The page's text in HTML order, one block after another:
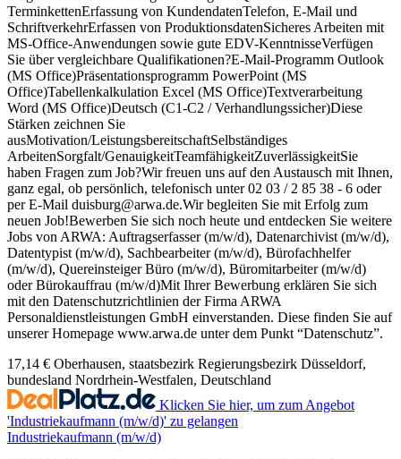
TerminkettenErfassung von KundendatenTelefon, E-Mail und
SchriftverkehrErfassen von ProduktionsdatenSicheres Arbeiten mit
MS-Office-Anwendungen sowie gute EDV-KenntnisseVerfügen
Sie über vergleichbare Qualifikationen?E-Mail-Programm Outlook
(MS Office)Präsentationsprogramm PowerPoint (MS
Office)Tabellenkalkulation Excel (MS Office)Textverarbeitung
Word (MS Office)Deutsch (C1-C2 / Verhandlungssicher)Diese
Stärken zeichnen Sie
ausMotivation/LeistungsbereitschaftSelbständiges
ArbeitenSorgfalt/GenauigkeitTeamfähigkeitZuverlässigkeitSie
haben Fragen zum Job?Wir freuen uns auf den Austausch mit Ihnen,
ganz egal, ob persönlich, telefonisch unter 02 03 / 2 85 38 - 6 oder
per E-Mail duisburg@arwa.de.Wir begleiten Sie mit Erfolg zum
neuen Job!Bewerben Sie sich noch heute und entdecken Sie weitere
Jobs von ARWA: Auftragserfasser (m/w/d), Datenarchivist (m/w/d),
Datentypist (m/w/d), Sachbearbeiter (m/w/d), Bürofachhelfer
(m/w/d), Quereinsteiger Büro (m/w/d), Büromitarbeiter (m/w/d)
oder Bürokauffrau (m/w/d)Mit Ihrer Bewerbung erklären Sie sich
mit den Datenschutzrichtlinien der Firma ARWA
Personaldienstleistungen GmbH einverstanden. Diese finden Sie auf
unserer Homepage www.arwa.de unter dem Punkt “Datenschutz”.
17,14 € Oberhausen, staatsbezirk Regierungsbezirk Düsseldorf,
bundesland Nordrhein-Westfalen, Deutschland
Klicken Sie hier, um zum Angebot
'Industriekaufmann (m/w/d)' zu gelangen
Industriekaufmann (m/w/d)